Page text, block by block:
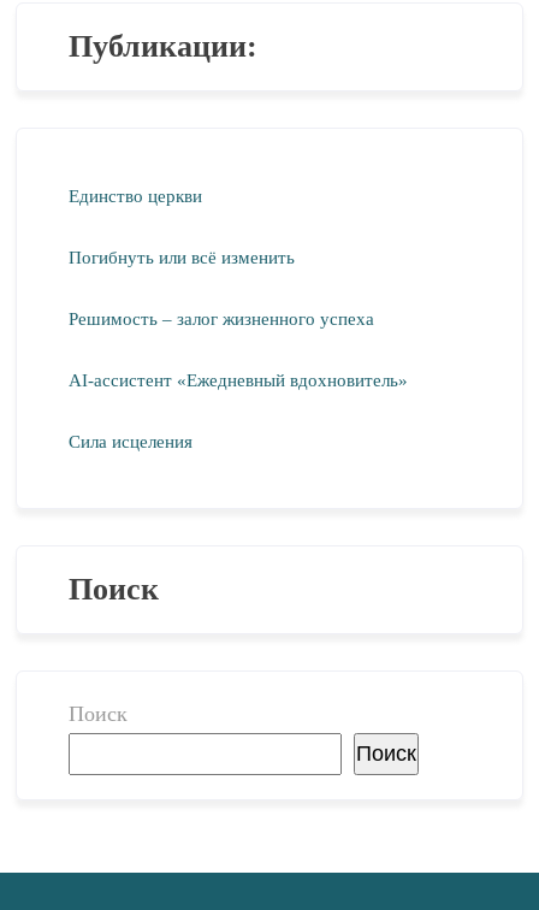
Публикации:
Единство церкви
Погибнуть или всё изменить
Решимость – залог жизненного успеха
AI-ассистент «Ежедневный вдохновитель»
Сила исцеления
Поиск
Поиск
Поиск